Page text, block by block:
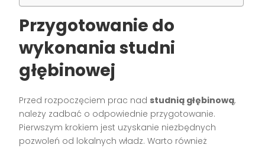
Przygotowanie do
wykonania studni
głębinowej
Przed rozpoczęciem prac nad studnią głębinową,
należy zadbać o odpowiednie przygotowanie.
Pierwszym krokiem jest uzyskanie niezbędnych
pozwoleń od lokalnych władz. Warto również